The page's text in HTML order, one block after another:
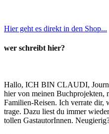
Hier geht es direkt in den Shop...
wer schreibt hier?
Hallo, ICH BIN CLAUDI,
hier von meinen Buchprojekten,
Familien-Reisen. Ich verrate dir,
trage. Dazu liest du immer
tollen GastautorInnen.